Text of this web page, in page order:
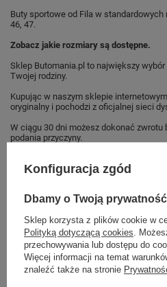
Buty sportowe od Fila w standardowych
46, 47.
Zobacz jakie rozmiary są dostępne.
Sklep Butomania.pl to największy
Twojej rodziny.
Kupując w naszym sklepie
oryginalny i pochodzi z oficjalnej sieci
W ciągu 30 dni możesz dokonać zwrotu
podania przyczyny.
Symbol
Gwarancja
Kolor
Konfiguracja zgód
Dbamy o Twoją prywatność
Sklep korzysta z plików cookie w
Polityką dotyczącą cookies.
przechowywania lub dostępu do
Więcej informacji na temat
znaleźć także na stronie